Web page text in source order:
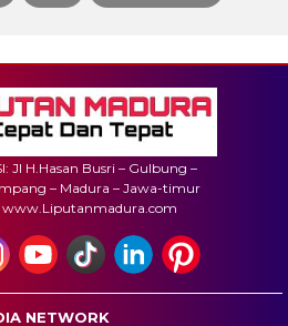
Jl H.Hasan Busri – Gulbung –
– Madura – Jawa-timur
: www.Liputanmadura.com
NETWORK